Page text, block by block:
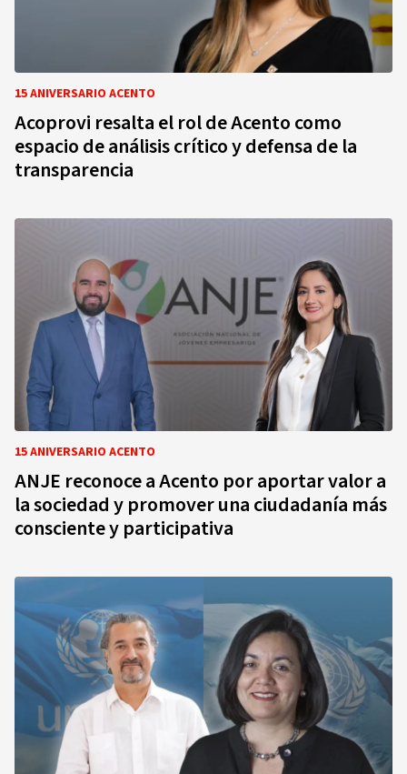
15 ANIVERSARIO ACENTO
Acoprovi resalta el rol de Acento como
espacio de análisis crítico y defensa de la
transparencia
15 ANIVERSARIO ACENTO
ANJE reconoce a Acento por aportar valor a
la sociedad y promover una ciudadanía más
consciente y participativa